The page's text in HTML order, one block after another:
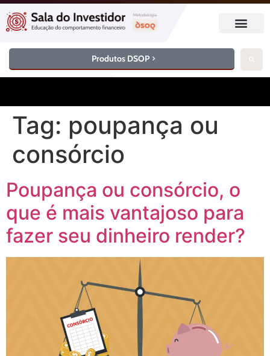
Produtos DSOP
Tag: poupança ou
consórcio
Poupança ou consórcio, o
que é mais vantajoso para
fazer seu dinheiro render?